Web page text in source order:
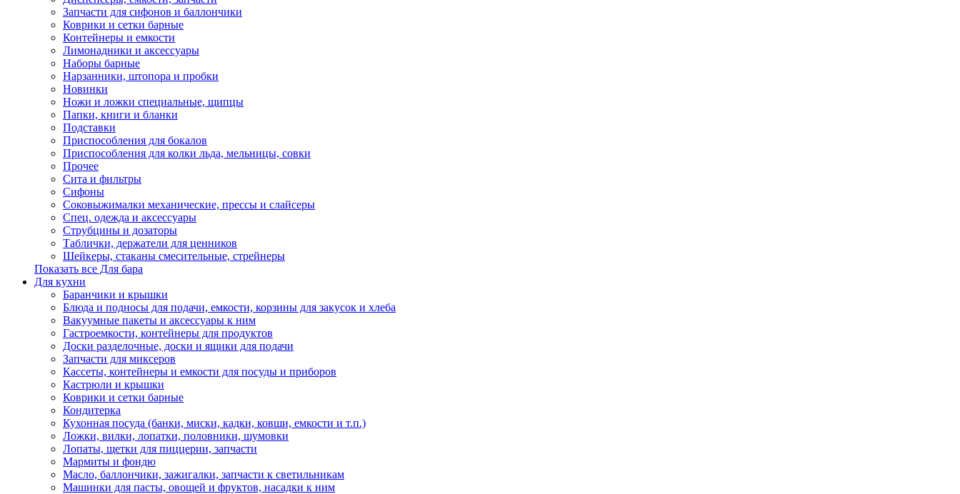
Запчасти для сифонов и баллончики
Коврики и сетки барные
Контейнеры и емкости
Лимонадники и аксессуары
Наборы барные
Нарзанники, штопора и пробки
Новинки
Ножи и ложки специальные, щипцы
Папки, книги и бланки
Подставки
Приспособления для бокалов
Приспособления для колки льда, мельницы, совки
Прочее
Сита и фильтры
Сифоны
Соковыжималки механические, прессы и слайсеры
Спец. одежда и аксессуары
Струбцины и дозаторы
Таблички, держатели для ценников
Шейкеры, стаканы смесительные, стрейнеры
Показать все Для бара
Для кухни
Баранчики и крышки
Блюда и подносы для подачи, емкости, корзины для закусок и хлеба
Вакуумные пакеты и аксессуары к ним
Гастроемкости, контейнеры для продуктов
Доски разделочные, доски и ящики для подачи
Запчасти для миксеров
Кассеты, контейнеры и емкости для посуды и приборов
Кастрюли и крышки
Коврики и сетки барные
Кондитерка
Кухонная посуда (банки, миски, кадки, ковши, емкости и т.п.)
Ложки, вилки, лопатки, половники, шумовки
Лопаты, щетки для пиццерии, запчасти
Мармиты и фондю
Масло, баллончики, зажигалки, запчасти к светильникам
Машинки для пасты, овощей и фруктов, насадки к ним